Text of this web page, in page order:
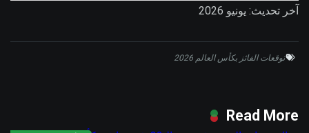
آخر تحديث: يونيو 2026
توقعات الفائز بكأس العالم 2026
Read More